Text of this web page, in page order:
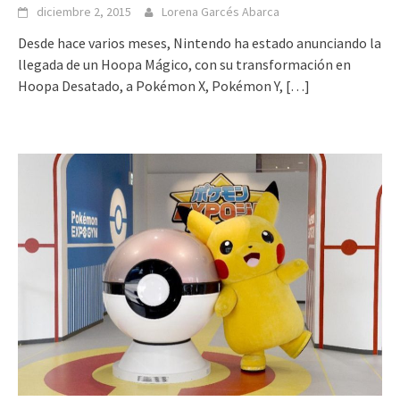
diciembre 2, 2015 Lorena Garcés Abarca
Desde hace varios meses, Nintendo ha estado anunciando la
llegada de un Hoopa Mágico, con su transformación en
Hoopa Desatado, a Pokémon X, Pokémon Y, […]